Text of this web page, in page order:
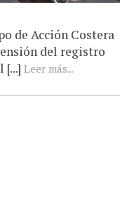
de Acción Costera
del registro
Leer más...